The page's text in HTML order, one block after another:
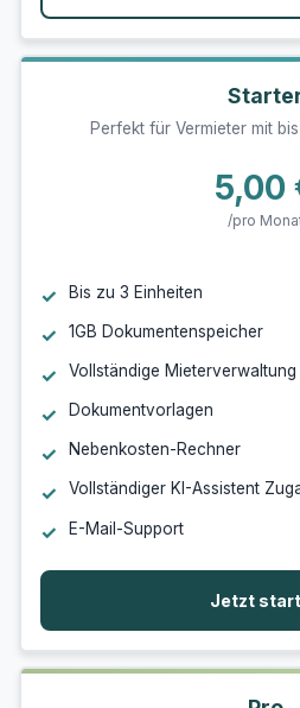
Perfekt für Vermieter mit
5,00
/pro
Bis zu 3 Einheiten
1GB Dokumentenspeicher
Vollständige Mieterverwaltung
Dokumentvorlagen
Nebenkosten-Rechner
Vollständiger KI-Assistent
E-Mail-Support
Jetzt